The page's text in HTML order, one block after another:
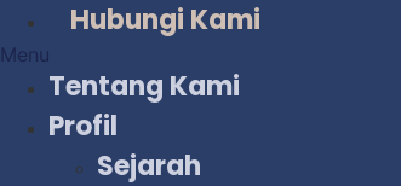
Hubungi Kami
Menu
Tentang Kami
Profil
Sejarah